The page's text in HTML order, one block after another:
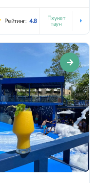
удовольствием принимают
гостей всех возрастов,
детям особенно нравится.
За вход в 200 бат вы
получаете внимание от
котиков разных пород,
бесплатное мороженое...
Рейтинг: 4.8 Пхукет
таун